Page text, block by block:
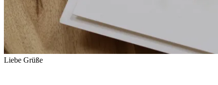
Liebe Grüße